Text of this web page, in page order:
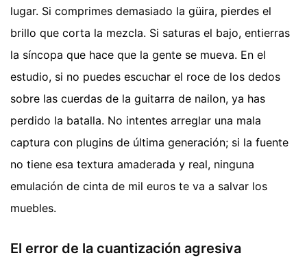
lugar. Si comprimes demasiado la güira, pierdes el
brillo que corta la mezcla. Si saturas el bajo, entierras
la síncopa que hace que la gente se mueva. En el
estudio, si no puedes escuchar el roce de los dedos
sobre las cuerdas de la guitarra de nailon, ya has
perdido la batalla. No intentes arreglar una mala
captura con plugins de última generación; si la fuente
no tiene esa textura amaderada y real, ninguna
emulación de cinta de mil euros te va a salvar los
muebles.
El error de la cuantización agresiva